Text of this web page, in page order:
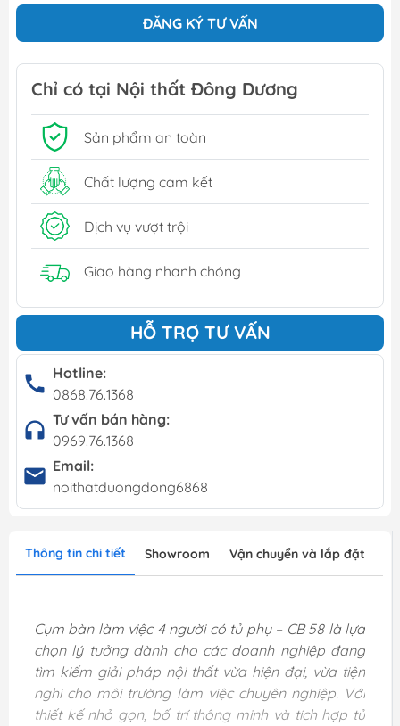
ĐĂNG KÝ TƯ VẤN
Chỉ có tại Nội thất Đông Dương
Sản phẩm an toàn
Chất lượng cam kết
Dịch vụ vượt trội
Giao hàng nhanh chóng
HỖ TRỢ TƯ VẤN
Hotline:
0868.76.1368
Tư vấn bán hàng:
0969.76.1368
Email:
noithatduongdong6868
Thông tin chi tiết Showroom Vận chuyển và lắp đặt
Cụm bàn làm việc 4 người có tủ phụ – CB 58 là lựa
chọn lý tưởng dành cho các doanh nghiệp đang
tìm kiếm giải pháp nội thất vừa hiện đại, vừa tiện
nghi cho môi trường làm việc chuyên nghiệp. Với
thiết kế nhỏ gọn, bố trí thông minh và tích hợp tủ